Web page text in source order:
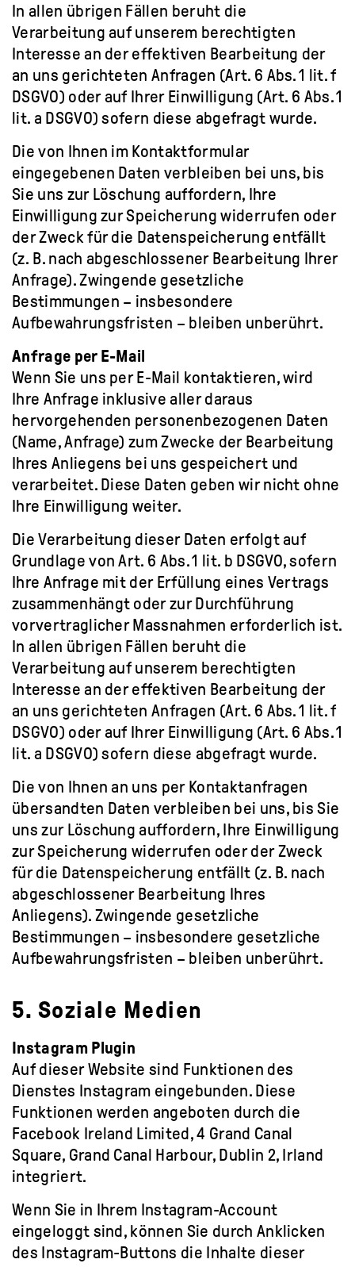
In allen übrigen Fällen beruht die
Verarbeitung auf unserem berechtigten
Interesse an der effektiven Bearbeitung der
an uns gerichteten Anfragen (Art. 6 Abs. 1 lit. f
DSGVO) oder auf Ihrer Einwilligung (Art. 6 Abs. 1
lit. a DSGVO) sofern diese abgefragt wurde.
Die von Ihnen im Kontaktformular
eingegebenen Daten verbleiben bei uns, bis
Sie uns zur Löschung auffordern, Ihre
Einwilligung zur Speicherung widerrufen oder
der Zweck für die Datenspeicherung entfällt
(z. B. nach abgeschlossener Bearbeitung Ihrer
Anfrage). Zwingende gesetzliche
Bestimmungen – insbesondere
Aufbewahrungsfristen – bleiben unberührt.
Anfrage per E-Mail
Wenn Sie uns per E-Mail kontaktieren, wird
Ihre Anfrage inklusive aller daraus
hervorgehenden personenbezogenen Daten
(Name, Anfrage) zum Zwecke der Bearbeitung
Ihres Anliegens bei uns gespeichert und
verarbeitet. Diese Daten geben wir nicht ohne
Ihre Einwilligung weiter.
Die Verarbeitung dieser Daten erfolgt auf
Grundlage von Art. 6 Abs. 1 lit. b DSGVO, sofern
Ihre Anfrage mit der Erfüllung eines Vertrags
zusammenhängt oder zur Durchführung
vorvertraglicher Massnahmen erforderlich ist.
In allen übrigen Fällen beruht die
Verarbeitung auf unserem berechtigten
Interesse an der effektiven Bearbeitung der
an uns gerichteten Anfragen (Art. 6 Abs. 1 lit. f
DSGVO) oder auf Ihrer Einwilligung (Art. 6 Abs. 1
lit. a DSGVO) sofern diese abgefragt wurde.
Die von Ihnen an uns per Kontaktanfragen
übersandten Daten verbleiben bei uns, bis Sie
uns zur Löschung auffordern, Ihre Einwilligung
zur Speicherung widerrufen oder der Zweck
für die Datenspeicherung entfällt (z. B. nach
abgeschlossener Bearbeitung Ihres
Anliegens). Zwingende gesetzliche
Bestimmungen – insbesondere gesetzliche
Aufbewahrungsfristen – bleiben unberührt.
5. Soziale Medien
Instagram Plugin
Auf dieser Website sind Funktionen des
Dienstes Instagram eingebunden. Diese
Funktionen werden angeboten durch die
Facebook Ireland Limited, 4 Grand Canal
Square, Grand Canal Harbour, Dublin 2, Irland
integriert.
Wenn Sie in Ihrem Instagram-Account
eingeloggt sind, können Sie durch Anklicken
des Instagram-Buttons die Inhalte dieser